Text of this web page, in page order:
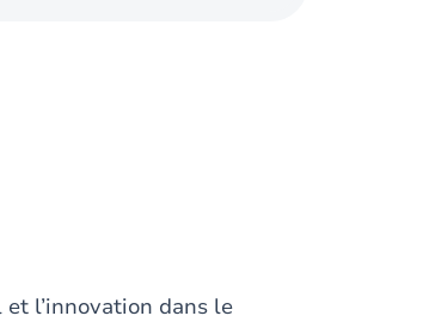
l’innovation dans le